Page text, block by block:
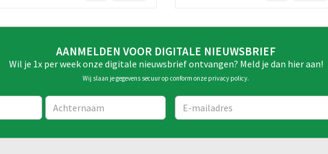
AANMELDEN VOOR DIGITALE NIEUWSBRIEF
Wil je 1x per week onze digitale nieuwsbrief ontvangen? Meld je dan hier aan!
Wij slaan je gegevens secuur op conform onze privacy policy.